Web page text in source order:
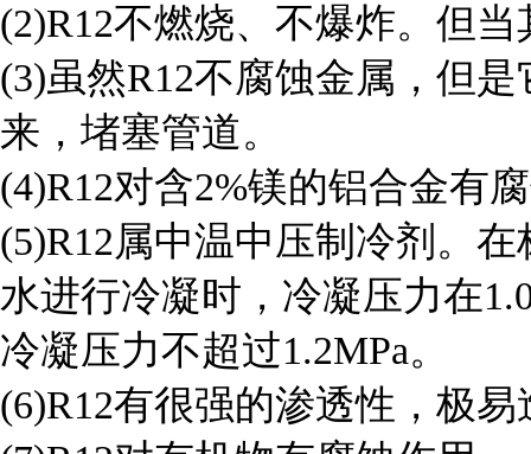
(2)R12不燃烧、不爆炸。但
(3)虽然R12不腐蚀金属，但
来，堵塞管道。
(4)R12对含2%镁的铝合金有
(5)R12属中温中压制冷剂。
水进行冷凝时，冷凝压力在
冷凝压力不超过1.2MPa。
(6)R12有很强的渗透性，极